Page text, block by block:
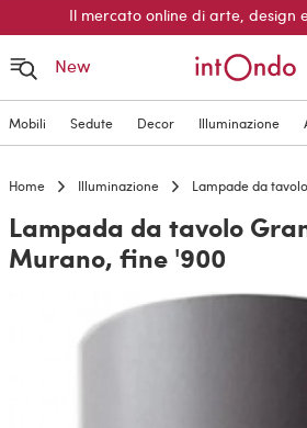
Il mercato online di arte, design
New
Mobili Sedute Decor Illuminazione
Home Illuminazione Lampade da tavolo
Lampada da tavolo
Murano, fine '900